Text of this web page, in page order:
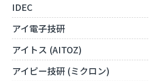
IDEC
アイ電子技研
アイトス (AITOZ)
アイピー技研 (ミクロン)